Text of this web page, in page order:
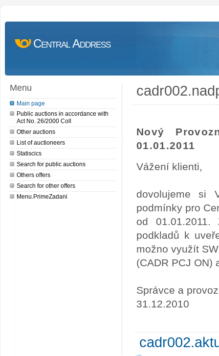
Central Address
Menu
Main page
Public auctions in accordance with
Act No. 26/2000 Coll
Other auctions
List of auctioneers
Statiscics
Search for public auctions
Others offers
Search for other offers
Menu.PrimeZadani
Nový
01.01.2011
Vážení klienti,
dovolujeme si
podmínky pro
od 01.01.2011.
podkladů k
možno využít
(CADR PCJ ON)
Správce a
31.12.2010